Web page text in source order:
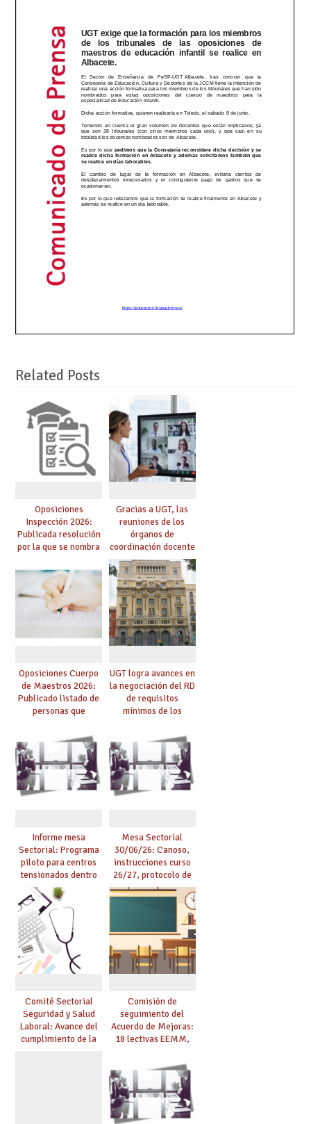
Related Posts
Oposiciones
Inspección 2026:
Publicada resolución
por la que se nombra
prácticas, se regulan
dichas prácticas y se
convoca acto público
de adjudicación
Gracias a UGT, las
reuniones de los
órganos de
coordinación docente
se pueden celebrar
de manera
telemática, sin exigir
presencialidad en el
centro
Oposiciones Cuerpo
de Maestros 2026:
Publicado listado de
personas que
especialidad
UGT logra avances en
la negociación del RD
de requisitos
mínimos de los
exige al Ministerio
que los compromisos
se materialicen con
la mayor agilidad
posible
Informe mesa
Sectorial: Programa
piloto para centros
tensionados dentro
del marco del
Acuerdo de Mejoras y
evaluación del curso
25/26
Mesa Sectorial
30/06/26: Canoso,
instrucciones curso
26/27, protocolo de
agresiones.
Comité Sectorial
Seguridad y Salud
Laboral: Avance del
cumplimiento de la
Comisión de
seguimiento del
Acuerdo de Mejoras:
18 lectivas EEMM,
mayores 55 y pilotaje
en centros
tensionados